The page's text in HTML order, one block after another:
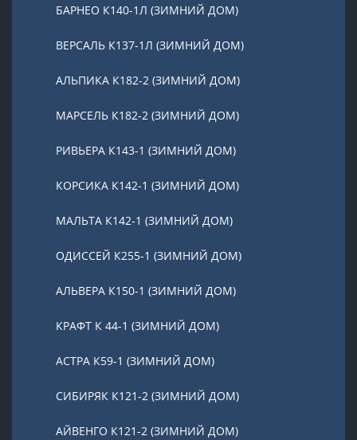
БАРНЕО К140-1Л (ЗИМНИЙ ДОМ)
ВЕРСАЛЬ К137-1Л (ЗИМНИЙ ДОМ)
АЛЬПИКА К182-2 (ЗИМНИЙ ДОМ)
МАРСЕЛЬ К182-2 (ЗИМНИЙ ДОМ)
РИВЬЕРА К143-1 (ЗИМНИЙ ДОМ)
КОРСИКА К142-1 (ЗИМНИЙ ДОМ)
МАЛЬТА К142-1 (ЗИМНИЙ ДОМ)
ОДИССЕЙ К255-1 (ЗИМНИЙ ДОМ)
АЛЬВЕРА К150-1 (ЗИМНИЙ ДОМ)
КРАФТ К 44-1 (ЗИМНИЙ ДОМ)
АСТРА К59-1 (ЗИМНИЙ ДОМ)
СИБИРЯК К121-2 (ЗИМНИЙ ДОМ)
АЙВЕНГО К121-2 (ЗИМНИЙ ДОМ)